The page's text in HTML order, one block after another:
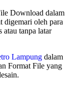
Download dalam
digemari oleh para
tanpa latar
Lampung dalam
Format File yang